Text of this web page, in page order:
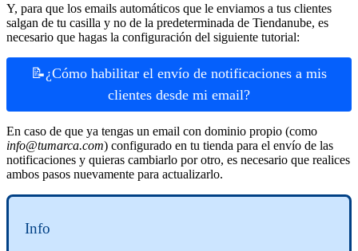
Y, para que los emails automáticos que le enviamos a tus clientes
salgan de tu casilla y no de la predeterminada de Tiendanube, es
necesario que hagas la configuración del siguiente tutorial:
📝¿Cómo habilitar el envío de notificaciones a mis
clientes desde mi email?
En caso de que ya tengas un email con dominio propio (como
info@tumarca.com) configurado en tu tienda para el envío de las
notificaciones y quieras cambiarlo por otro, es necesario que realices
ambos pasos nuevamente para actualizarlo.
Info